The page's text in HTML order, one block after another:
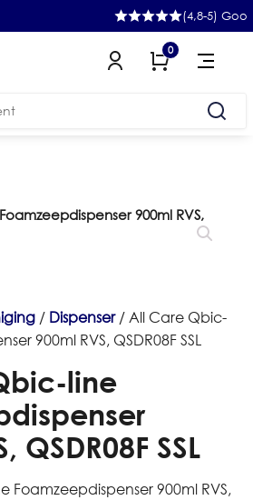
(4,8-5) Google
0
/ Dispenser/ All Care Qbic-
900ml RVS, QSDR08F SSL
line
QSDR08F SSL
Foamzeepdispenser 900ml RVS,